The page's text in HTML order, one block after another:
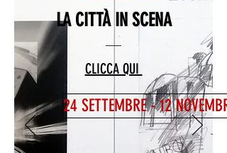
LA CITTÀ IN SCENA
CLICCA QUI
24 SETTEMBRE - 12